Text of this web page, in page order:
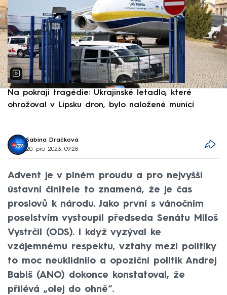
Na pokraji tragédie: Ukrajinské letadlo, které
ohrožoval v Lipsku dron, bylo naložené municí
Sabina Dračková
20. pro 2023, 09:28
Advent je v plném proudu a pro nejvyšší
ústavní činitele to znamená, že je čas
proslovů k národu. Jako první s vánočním
poselstvím vystoupil předseda Senátu Miloš
Vystrčil (ODS). I když vyzýval ke
vzájemnému respektu, vztahy mezi politiky
to moc neuklidnilo a opoziční politik Andrej
Babiš (ANO) dokonce konstatoval, že
přilévá „olej do ohně“.